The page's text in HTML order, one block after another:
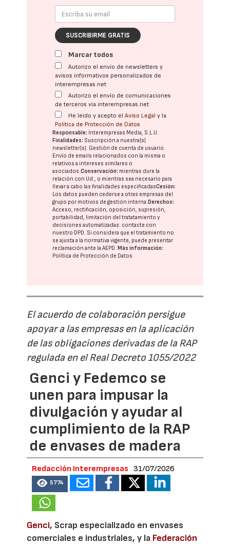
SUSCRIBIRME GRATIS
Marcar todos
Autorizo el envío de newsletters y
avisos informativos personalizados de
interempresas.net
Autorizo el envío de comunicaciones
de terceros vía interempresas.net
He leído y acepto elAviso Legal y la
Política de Protección de Datos
Responsable: Interempresas Media, S.L.U.
Finalidades: Suscripción a nuestra(s)
newsletter(s). Gestión de cuenta de usuario.
Envío de emails relacionados con la misma o
relativos a intereses similares o
asociados.Conservación: mientras dure la
relación con Ud., o mientras sea necesario para
llevar a cabo las finalidades especificadasCesión:
Los datos pueden cederse a otras empresas del
grupo por motivos de gestión interna. Derechos:
Acceso, rectificación, oposición, supresión,
portabilidad, limitación del tratatamiento y
decisiones automatizadas: contacte con
nuestro DPD. Si considera que el tratamiento no
se ajusta a la normativa vigente, puede presentar
reclamación ante laAEPD. Más información:
Política de Protección de Datos
El acuerdo de colaboración persigue
apoyar a las empresas en la aplicación
de las obligaciones derivadas de la RAP
regulada en el Real Decreto 1055/2022
Genci y Fedemco se
unen para impusar la
divulgación y ayudar al
cumplimiento de la RAP
de envases de madera
Redacción Interempresas 31/07/2026
5774
Genci, Scrap especializado en envases
comerciales e industriales, y la Federación